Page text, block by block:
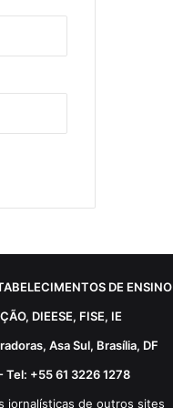
DE ENSINO
DIEESE, FISE, IE
Asa Sul, Brasília, DF
+55 61 3226 1278
jornalísticas de outros sites